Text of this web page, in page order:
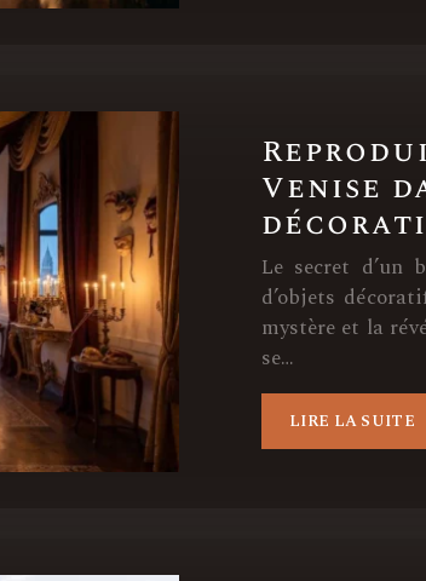
Venise
Le secret d’un
d’objets
mystère et la
se…
LIRE LA SUITE